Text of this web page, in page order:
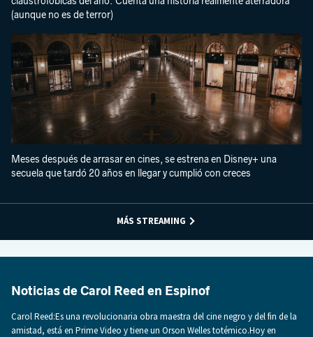
(aunque no es de terror)
Meses después de arrasar en cines, se estrena en Disney+ una
secuela que tardó 20 años en llegar y cumplió con creces
MÁS STREAMING
Noticias de Carol Reed en Espinof
Carol Reed:Es una revolucionaria obra maestra del cine negro y del fin de la
amistad, está en Prime Video y tiene un Orson Welles totémico.Hoy en